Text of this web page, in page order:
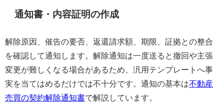
通知書・内容証明の作成
解除原因、催告の要否、返還請求額、期限、証拠との整合
を確認して通知します。解除通知は一度送ると撤回や主張
変更が難しくなる場合があるため、汎用テンプレートへ事
実を当てはめるだけでは不十分です。通知の基本は不動産
売買の契約解除通知書で解説しています。